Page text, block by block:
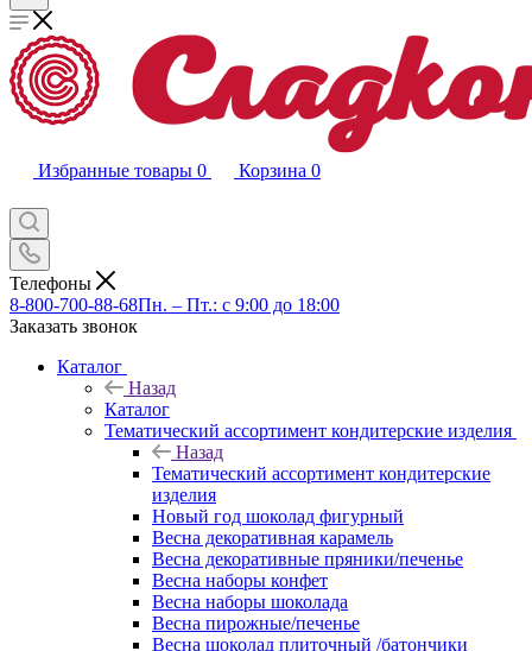
Избранные товары 0 Корзина 0
Телефоны
8-800-700-88-68Пн. – Пт.: с 9:00 до 18:00
Заказать звонок
Каталог
Назад
Каталог
Тематический ассортимент кондитерские изделия
Назад
Тематический ассортимент кондитерские
изделия
Новый год шоколад фигурный
Весна декоративная карамель
Весна декоративные пряники/печенье
Весна наборы конфет
Весна наборы шоколада
Весна пирожные/печенье
Весна шоколад плиточный /батончики